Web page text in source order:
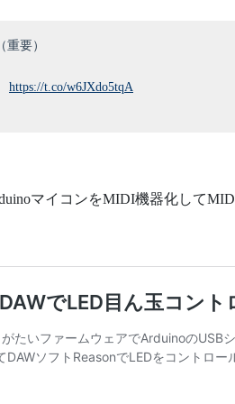
要）
https://t.co/w6JXdo5tqA
マイコンをMIDI機器化して